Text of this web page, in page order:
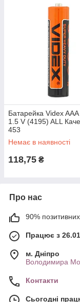
Батарейка Videx
1.5 V (4195) ALL
453
Немає в наявності
118,75 ₴
Про нас
90% позитивних
Працює з
м. Дніпро
Володимира
Контакти
Сьогодні